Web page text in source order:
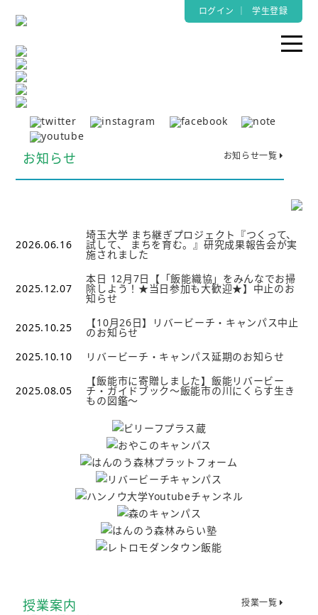
ログイン 学生登録
お知らせ お知らせ一覧
2026.06.16
埼玉大学 まち継ぎプロジェクト『つくって、
試して、 まちを育む。』研究成果報告会が実
施されました
2025.12.07
本日 12月7日【「飯能織協」をみんなでお掃
除しよう！★当日参加も大歓迎★】中止のお
知らせ
2025.10.25 【10月26日】リバービーチ・キャンパス中止
のお知らせ
2025.10.10
リバービーチ・キャンパス延期のお知らせ
2025.08.05
【飯能市に寄贈しました】飯能リバービー
チ・ガイドブック～飯能市の川にくらす生き
もの図鑑～
授業案内 授業一覧